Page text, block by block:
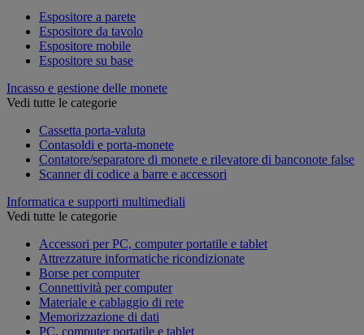
Espositore a parete
Espositore da tavolo
Espositore mobile
Espositore su base
Incasso e gestione delle monete
Vedi tutte le categorie
Cassetta porta-valuta
Contasoldi e porta-monete
Contatore/separatore di monete e rilevatore di banconote false
Scanner di codice a barre e accessori
Informatica e supporti multimediali
Vedi tutte le categorie
Accessori per PC, computer portatile e tablet
Attrezzature informatiche ricondizionate
Borse per computer
Connettività per computer
Materiale e cablaggio di rete
Memorizzazione di dati
PC, computer portatile e tablet